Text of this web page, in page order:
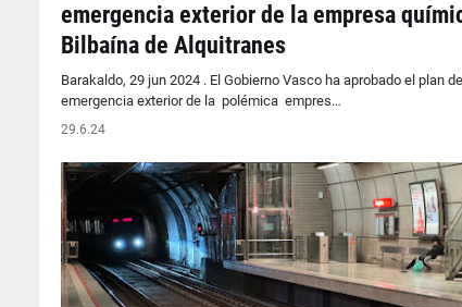
emergencia exterior de la empresa
Bilbaína de Alquitranes
Barakaldo, 29 jun 2024 . El Gobierno Vasco ha aprobado el plan de
emergencia exterior de la polémica empres…
29.6.24